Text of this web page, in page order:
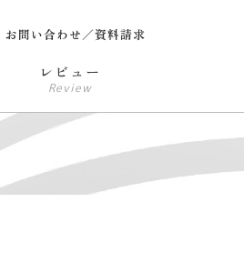
お問い合わせ／資料請求
レビュー
Review